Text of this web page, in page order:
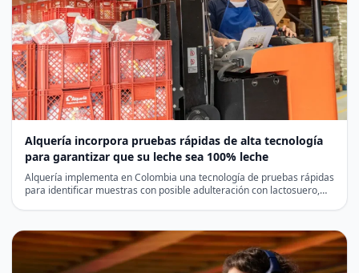
Alquería incorpora pruebas rápidas de alta tecnología
para garantizar que su leche sea 100% leche
Alquería implementa en Colombia una tecnología de pruebas rápidas
para identificar muestras con posible adulteración con lactosuero,